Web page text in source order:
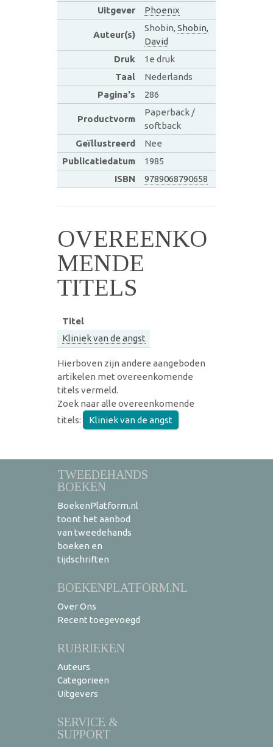
Uitgever
Phoenix
Auteur(s)
Shobin, Shobin,
David
Druk
1e druk
Taal
Nederlands
Pagina's
286
Productvorm
Paperback /
softback
Geïllustreerd
Nee
Publicatiedatum
1985
ISBN
9789068790658
OVEREENKO
MENDE
TITELS
Titel
Kliniek van de angst
Hierboven zijn andere aangeboden
artikelen met overeenkomende
titels vermeld.
Zoek naar alle overeenkomende
titels:
Kliniek van de angst
TWEEDEHANDS
BOEKEN
BoekenPlatform.nl
toont het aanbod
van tweedehands
boeken en
tijdschriften
BOEKENPLATFORM.NL
Over Ons
Recent toegevoegd
RUBRIEKEN
Auteurs
Categorieën
Uitgevers
SERVICE &
SUPPORT